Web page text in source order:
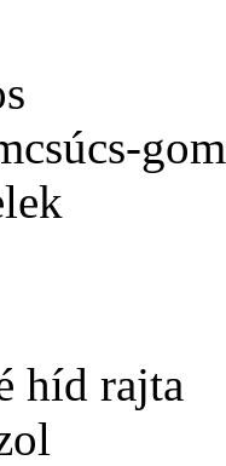
híd rajta